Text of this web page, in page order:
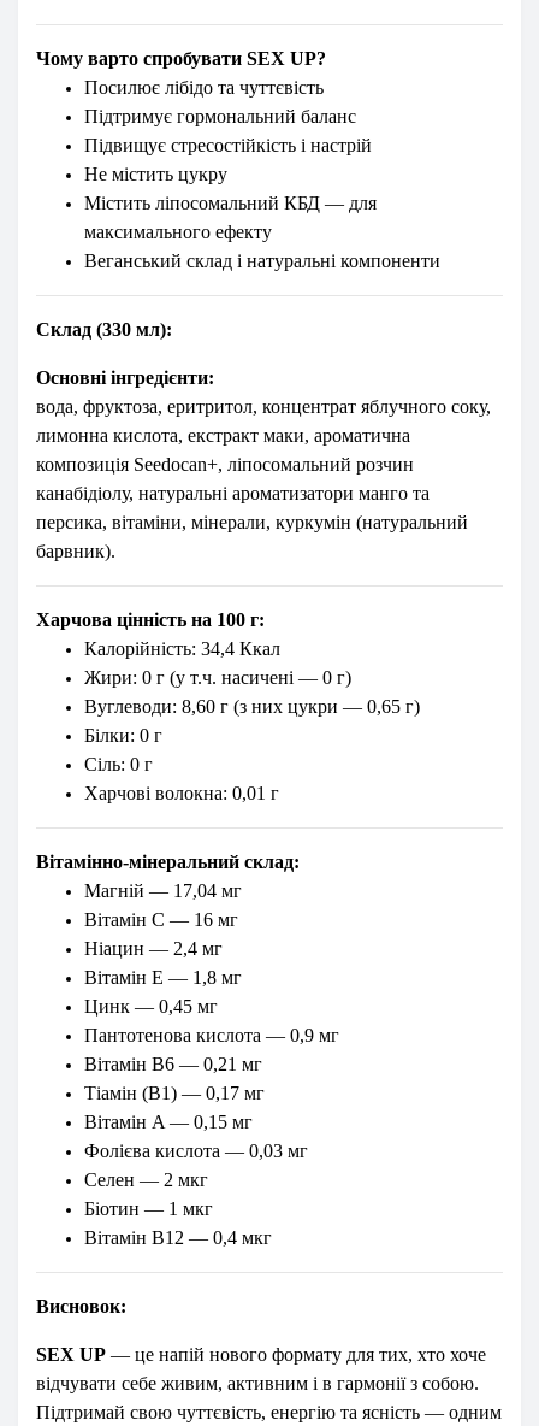
Чому варто спробувати SEX UP?
Посилює лібідо та чуттєвість
Підтримує гормональний баланс
Підвищує стресостійкість і настрій
Не містить цукру
Містить ліпосомальний КБД — для
максимального ефекту
Веганський склад і натуральні компоненти
Склад (330 мл):
Основні інгредієнти:
вода, фруктоза, еритритол, концентрат яблучного соку,
лимонна кислота, екстракт маки, ароматична
композиція Seedocan+, ліпосомальний розчин
канабідіолу, натуральні ароматизатори манго та
персика, вітаміни, мінерали, куркумін (натуральний
барвник).
Харчова цінність на 100 г:
Калорійність: 34,4 Ккал
Жири: 0 г (у т.ч. насичені — 0 г)
Вуглеводи: 8,60 г (з них цукри — 0,65 г)
Білки: 0 г
Сіль: 0 г
Харчові волокна: 0,01 г
Вітамінно-мінеральний склад:
Магній — 17,04 мг
Вітамін C — 16 мг
Ніацин — 2,4 мг
Вітамін E — 1,8 мг
Цинк — 0,45 мг
Пантотенова кислота — 0,9 мг
Вітамін B6 — 0,21 мг
Тіамін (B1) — 0,17 мг
Вітамін A — 0,15 мг
Фолієва кислота — 0,03 мг
Селен — 2 мкг
Біотин — 1 мкг
Вітамін B12 — 0,4 мкг
Висновок:
SEX UP — це напій нового формату для тих, хто хоче
відчувати себе живим, активним і в гармонії з собою.
Підтримай свою чуттєвість, енергію та ясність — одним